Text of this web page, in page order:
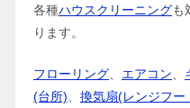
各種ハウスクリーニングも
ります。
フローリング エアコン
(台所)
換気扇(レンジフー